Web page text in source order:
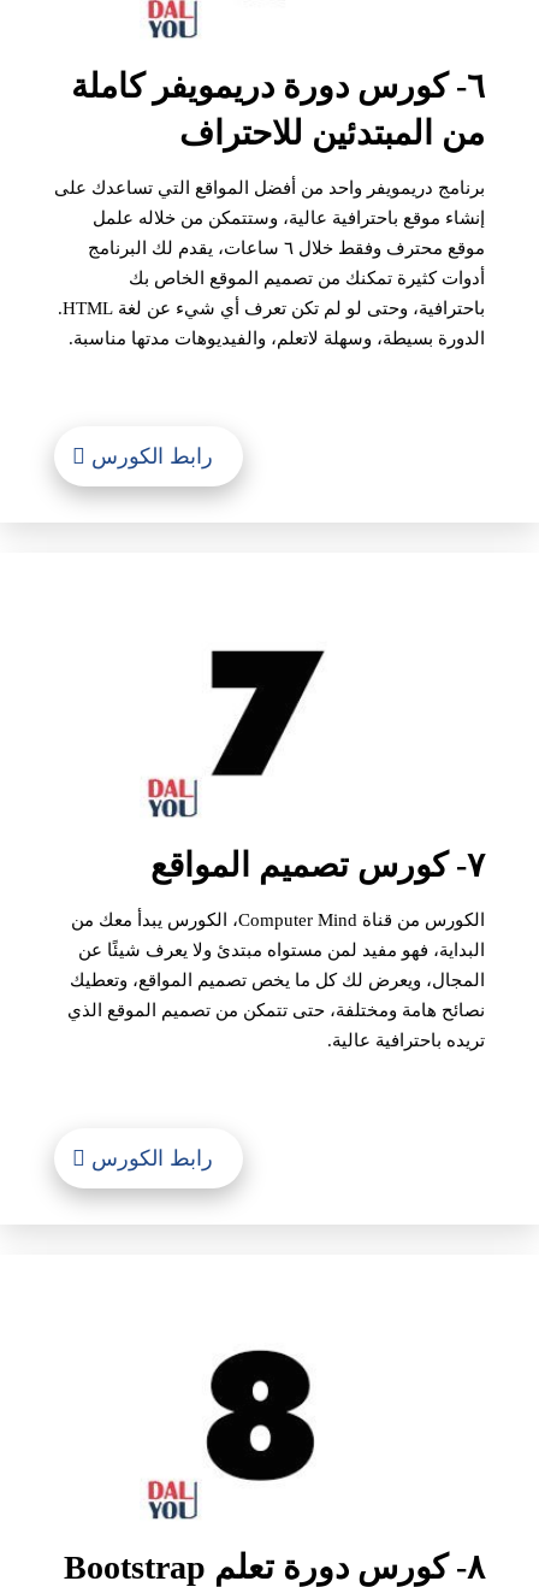
٦- كورس دورة دريمويفر كاملة
من المبتدئين للاحتراف
برنامج دريمويفر واحد من أفضل المواقع التي تساعدك على
إنشاء موقع باحترافية عالية، وستتمكن من خلاله علمل
موقع محترف وفقط خلال ٦ ساعات، يقدم لك البرنامج
أدوات كثيرة تمكنك من تصميم الموقع الخاص بك
باحترافية، وحتى لو لم تكن تعرف أي شيء عن لغة HTML.
الدورة بسيطة، وسهلة لاتعلم، والفيديوهات مدتها مناسبة.
رابط الكورس
٧- كورس تصميم المواقع
الكورس من قناة Computer Mind، الكورس يبدأ معك من
البداية، فهو مفيد لمن مستواه مبتدئ ولا يعرف شيئًا عن
المجال، ويعرض لك كل ما يخص تصميم المواقع، وتعطيك
نصائح هامة ومختلفة، حتى تتمكن من تصميم الموقع الذي
تريده باحترافية عالية.
رابط الكورس
٨- كورس دورة تعلم Bootstrap